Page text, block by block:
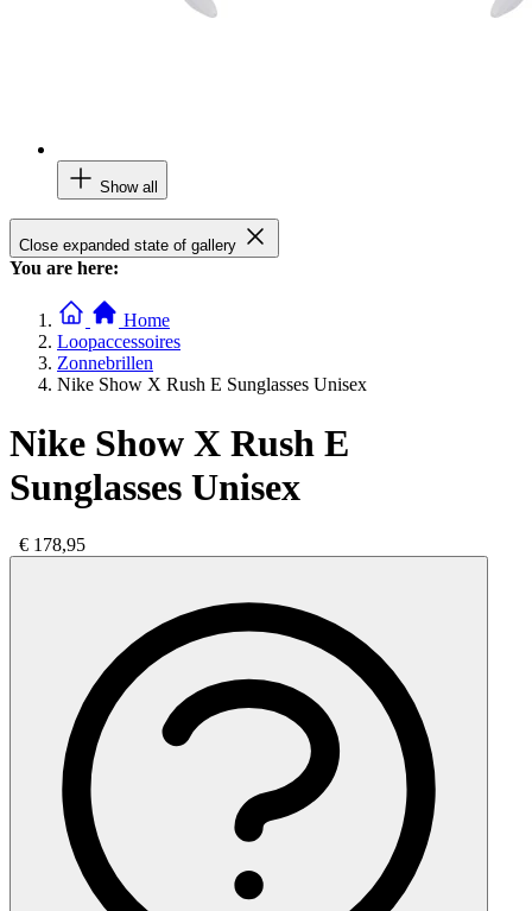
Show all
Close expanded state of gallery
You are here:
Home
Loopaccessoires
Zonnebrillen
Nike Show X Rush E Sunglasses Unisex
Nike Show X Rush E
Sunglasses Unisex
€ 178,95